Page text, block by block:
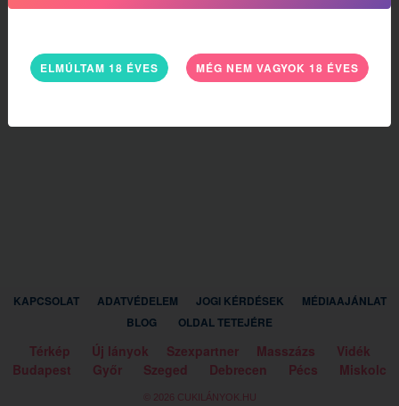
KAPCSOLAT ADATVÉDELEM JOGI KÉRDÉSEK
MÉDIAAJÁNLAT
BLOG
OLDAL TETEJÉRE
Térkép Új lányok Szexpartner Masszázs
Vidék
Budapest
Győr Szeged Debrecen Pécs Miskolc
© 2026 CUKILÁNYOK.HU
ELMÚLTAM 18 ÉVES MÉG NEM VAGYOK 18 ÉVES